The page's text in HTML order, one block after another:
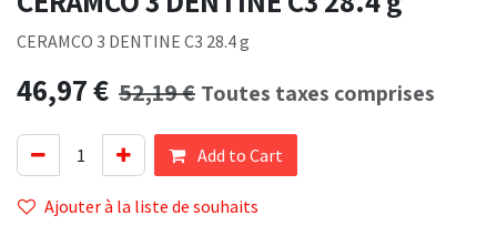
CERAMCO 3 DENTINE C3 28.4 g
46,97€ 52,19€ Toutes taxes comprises
Add to Cart
Ajouter à la liste de souhaits